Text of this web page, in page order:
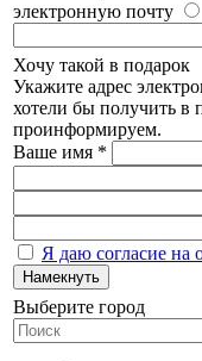
электронную почту
Хочу такой в подарок
Укажите адрес
хотели бы получить в
проинформируем.
Ваше имя *
Я даю согласие на
Намекнуть
Выберите город